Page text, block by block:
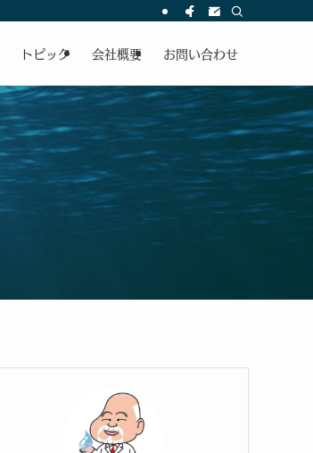
トピック 会社概要 お問い合わせ